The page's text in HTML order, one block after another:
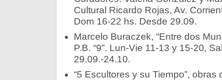
Cultural Ricardo Rojas, Av.
Dom 16-22 hs. Desde 29.09.
Marcelo Buraczek, “Entre dos
P.B. “9”. Lun-Vie 11-13 y 15-20,
29.09.-24.10.
“5 Escultores y su Tiempo”,